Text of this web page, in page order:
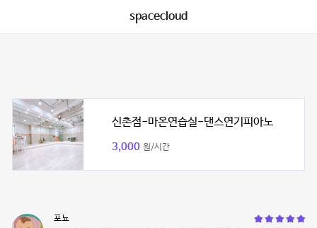
spacecloud
신촌점-마온연습실-댄스연기피아노
3,000 원/시간
포뇨